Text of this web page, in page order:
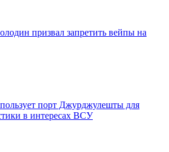
призвал запретить вейпы на
порт Джурджулешты для
в интересах ВСУ